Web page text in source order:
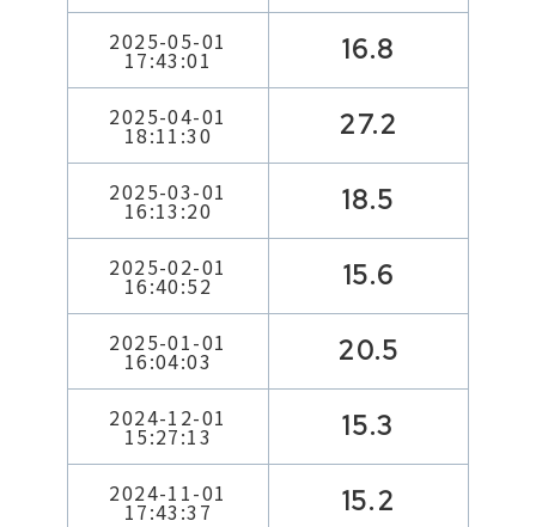
2025-05-01
17:43:01 16.8
2025-04-01
18:11:30 27.2
2025-03-01
16:13:20 18.5
2025-02-01
16:40:52 15.6
2025-01-01
16:04:03 20.5
2024-12-01
15:27:13 15.3
2024-11-01
17:43:37 15.2